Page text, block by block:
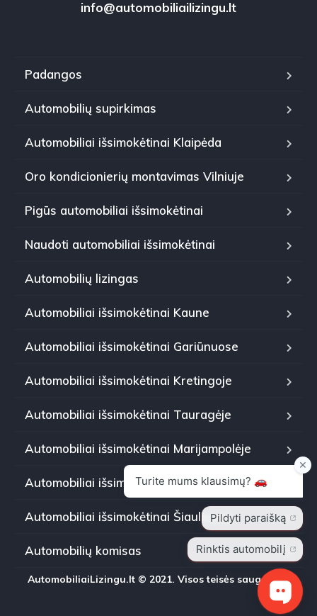
info@automobiliailizingu.lt
Padangos
Automobilių supirkimas
Automobiliai išsimokėtinai Klaipėda
Oro kondicionierių montavimas Vilniuje
Pigūs automobiliai išsimokėtinai
Naudoti automobiliai išsimokėtinai
Automobilių lizingas
Automobiliai išsimokėtinai Kaune
Automobiliai išsimokėtinai Gariūnuose
Automobiliai išsimokėtinai Kretingoje
Automobiliai išsimokėtinai Tauragėje
Automobiliai išsimokėtinai Marijampolėje
Automobiliai išsimokėtinai Panevėžyje
Automobiliai išsimokėtinai Šiauliuose
Automobilių komisas
AutomobiliaiLizingu.lt © 2021. Visos teisės saugomos.